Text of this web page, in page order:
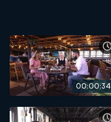
00:00:34